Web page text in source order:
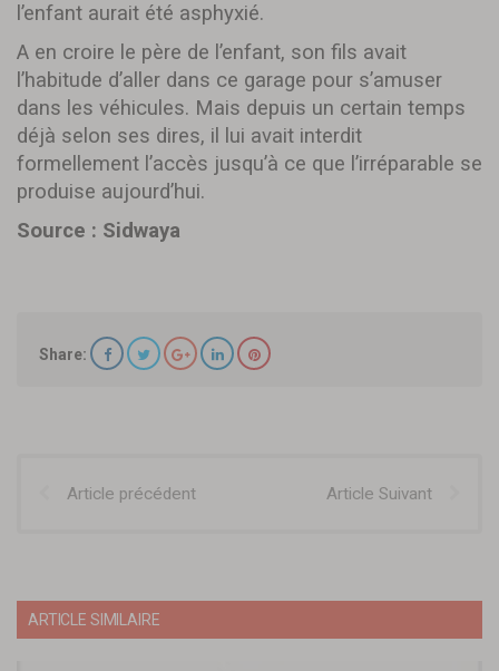
l’enfant aurait été asphyxié.
A en croire le père de l’enfant, son fils avait
l’habitude d’aller dans ce garage pour s’amuser
dans les véhicules. Mais depuis un certain temps
déjà selon ses dires, il lui avait interdit
formellement l’accès jusqu’à ce que l’irréparable se
produise aujourd’hui.
Source : Sidwaya
Share:
Article précédent Article Suivant
ARTICLE SIMILAIRE